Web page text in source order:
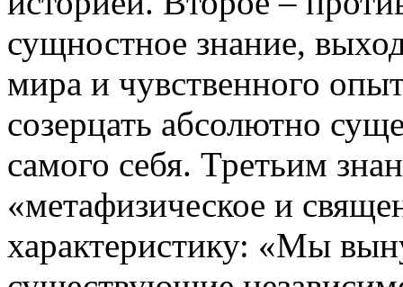
сущностное знание,
мира и чувственного
созерцать абсолютно
самого себя. Третьим
«метафизическое и
характеристику: «Мы